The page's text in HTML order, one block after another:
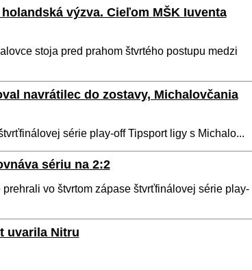
výzva. Cieľom MŠK Iuventa
stoja pred prahom štvrtého postupu medzi
navrátilec do zostavy, Michalovčania
série play-off Tipsport ligy s Michalo...
sériu na 2:2
vo štvrtom zápase štvrťfinálovej série play-
uvarila Nitru